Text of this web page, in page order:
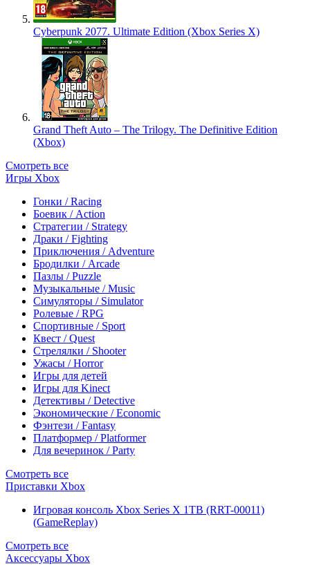
Cyberpunk 2077. Ultimate Edition (Xbox Series X)
Grand Theft Auto – The Trilogy. The Definitive Edition
(Xbox)
Смотреть все
Игры Xbox
Гонки / Racing
Боевик / Action
Стратегии / Strategy
Драки / Fighting
Приключения / Adventure
Бродилки / Arcade
Пазлы / Puzzle
Музыкальные / Music
Симуляторы / Simulator
Ролевые / RPG
Спортивные / Sport
Квест / Quest
Стрелялки / Shooter
Ужасы / Horror
Игры для детей
Игры для Kinect
Детективы / Detective
Экономические / Economic
Фэнтези / Fantasy
Платформер / Platformer
Для вечеринок / Party
Смотреть все
Приставки Xbox
Игровая консоль Xbox Series X 1TB (RRT-00011)
(GameReplay)
Смотреть все
Аксессуары Xbox